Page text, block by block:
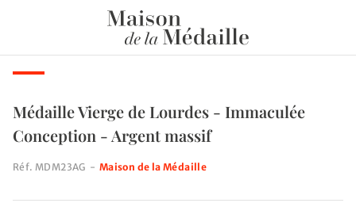
Médaille Vierge de Lourdes - Immaculée
Conception - Argent massif
Réf. MDM23AG - Maison de la Médaille